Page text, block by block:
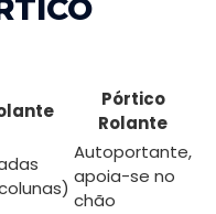
Pórtico
Rolante
Autoportante,
apoia-se no
chão